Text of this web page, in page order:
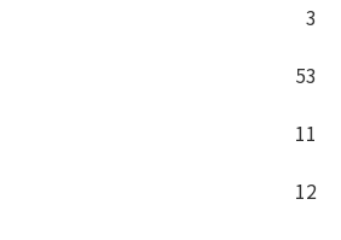
3
53
11
12